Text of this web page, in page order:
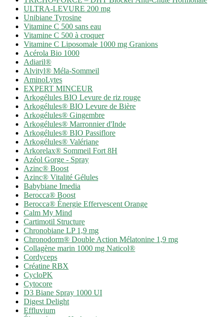
ULTRA-LEVURE 200 mg
Unibiane Tyrosine
Vitamine C 500 sans eau
Vitamine C 500 à croquer
Vitamine C Liposomale 1000 mg Granions
Acérola Bio 1000
Adiaril®
Alvityl® Méla-Sommeil
AminoLytes
EXPERT MINCEUR
Arkogélules BIO Levure de riz rouge
Arkogélules® BIO Levure de Bière
Arkogélules® Gingembre
Arkogélules® Marronnier d'Inde
Arkogélules® BIO Passiflore
Arkogélules® Valériane
Arkorelax® Sommeil Fort 8H
Azéol Gorge - Spray
Azinc® Boost
Azinc® Vitalité Gélules
Babybiane Imedia
Berocca® Boost
Berocca® Énergie Effervescent Orange
Calm My Mind
Cartimotil Structure
Chronobiane LP 1,9 mg
Chronodorm® Double Action Mélatonine 1,9 mg
Collagène marin 1000 mg Naticol®
Cordyceps
Créatine RBX
CycloPK
Cytocore
D3 Biane Spray 1000 UI
Digest Delight
Effluvium